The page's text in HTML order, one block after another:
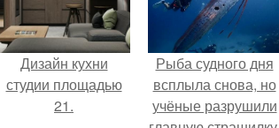
Дизайн кухни
студии площадью
21.
Рыба судного дня
всплыла снова, но
учёные разрушили